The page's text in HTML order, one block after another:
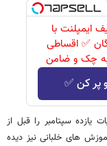
ایمپلنت با
✅ اقساطی
به چک و ضامن
پر کن ✅
یازده سپتامبر را قبل از
های خلبانی نیز دیده